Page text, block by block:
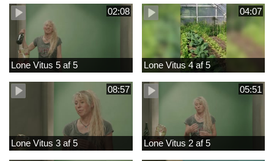
02:08
Lone Vitus 5 af 5
04:07
Lone Vitus 4 af 5
08:57
Lone Vitus 3 af 5
05:51
Lone Vitus 2 af 5